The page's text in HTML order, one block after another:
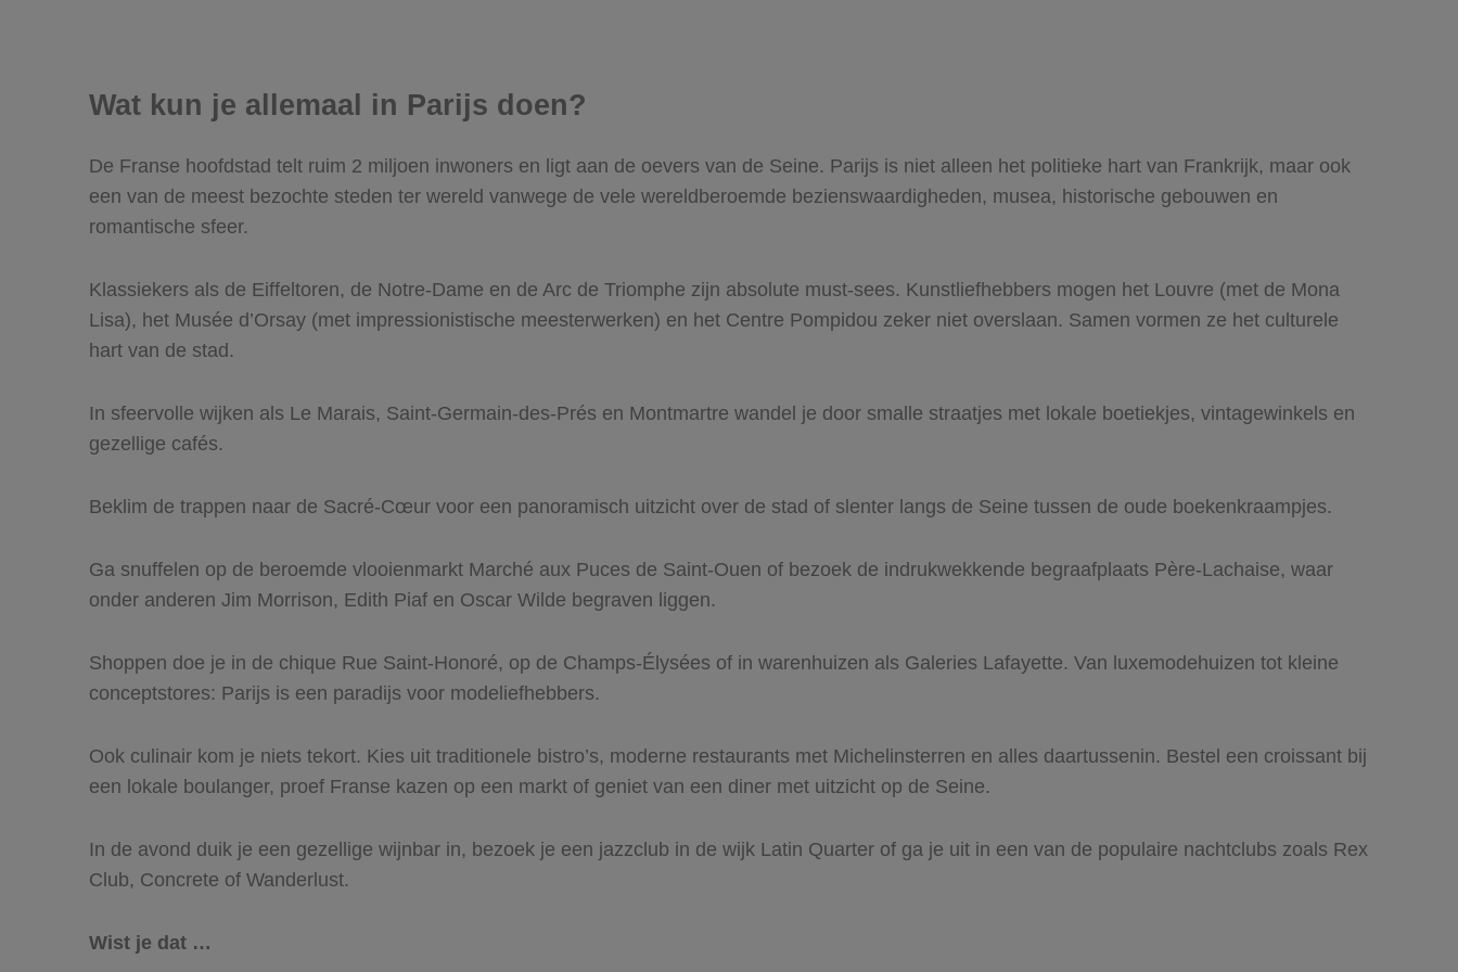
Wat kun je allemaal in Parijs doen?
De Franse hoofdstad telt ruim 2 miljoen inwoners en ligt aan de oevers van de Seine. Parijs is niet alleen het politieke hart van Frankrijk, maar ook
een van de meest bezochte steden ter wereld vanwege de vele wereldberoemde bezienswaardigheden, musea, historische gebouwen en
romantische sfeer.
Klassiekers als de Eiffeltoren, de Notre-Dame en de Arc de Triomphe zijn absolute must-sees. Kunstliefhebbers mogen het Louvre (met de Mona
Lisa), het Musée d’Orsay (met impressionistische meesterwerken) en het Centre Pompidou zeker niet overslaan. Samen vormen ze het culturele
hart van de stad.
In sfeervolle wijken als Le Marais, Saint-Germain-des-Prés en Montmartre wandel je door smalle straatjes met lokale boetiekjes, vintagewinkels en
gezellige cafés.
Beklim de trappen naar de Sacré-Cœur voor een panoramisch uitzicht over de stad of slenter langs de Seine tussen de oude boekenkraampjes.
Ga snuffelen op de beroemde vlooienmarkt Marché aux Puces de Saint-Ouen of bezoek de indrukwekkende begraafplaats Père-Lachaise, waar
onder anderen Jim Morrison, Edith Piaf en Oscar Wilde begraven liggen.
Shoppen doe je in de chique Rue Saint-Honoré, op de Champs-Élysées of in warenhuizen als Galeries Lafayette. Van luxemodehuizen tot kleine
conceptstores: Parijs is een paradijs voor modeliefhebbers.
Ook culinair kom je niets tekort. Kies uit traditionele bistro’s, moderne restaurants met Michelinsterren en alles daartussenin. Bestel een croissant bij
een lokale boulanger, proef Franse kazen op een markt of geniet van een diner met uitzicht op de Seine.
In de avond duik je een gezellige wijnbar in, bezoek je een jazzclub in de wijk Latin Quarter of ga je uit in een van de populaire nachtclubs zoals Rex
Club, Concrete of Wanderlust.
Wist je dat …